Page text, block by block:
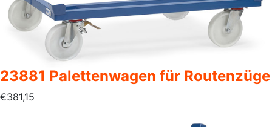
23881 Palettenwagen für Routenzüge
€381,15